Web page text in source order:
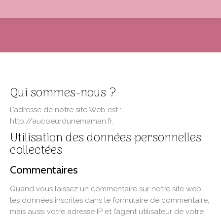
Qui sommes-nous ?
L’adresse de notre site Web est :
http://aucoeurdunemaman.fr.
Utilisation des données personnelles
collectées
Commentaires
Quand vous laissez un commentaire sur notre site web,
les données inscrites dans le formulaire de commentaire,
mais aussi votre adresse IP et l’agent utilisateur de votre